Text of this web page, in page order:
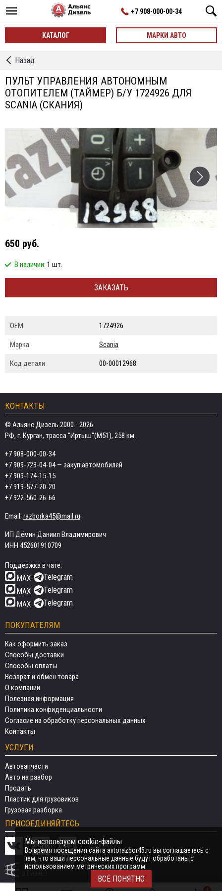
+7 908-000-00-34
КАТАЛОГ МАРКИ АВТО
←
Автономки
Назад
ПУЛЬТ УПРАВЛЕНИЯ АВТОНОМНЫМ
ОТОПИТЕЛЕМ (ТАЙМЕР) Б/У 1724926 ДЛЯ
SCANIA (СКАНИЯ)
650 руб.
В наличии: 1 шт.
ЗАКАЗАТЬ
ОЕМ 1724926
Марка Scania
Код детали 00-00012968
КОНТАКТЫ
© Альянс Дизель 2000 - 2026
РФ, г. Курган, трасса "Иртыш"(М51), 258 км.
+7 908-000-00-34
+7 909-723-04-04— закуп автомобилей
+7 909-174-15-15
+7 919-577-20-20
+7 922-560-26-66
Email: razborka45@mail.ru
ИП Дёмин Даниил Владимирович
ИНН 452601910709
Поддержка в чате:
MAX
Telegram
MAX Telegram
MAX Telegram
ПОКУПАТЕЛЯМ
Как оформить заказ
Способы доставки
Способы оплаты
Возврат и обмен товара
О компании
Полезная информация
Политика конфиденциальности
Согласие на обработку персональных данных
Контакты
УСЛУГИ
Автозапчасти
Авто на разбор
Продать
Пластик для грузовиков
Грузовая разборка
ПРИСОЕДИНЯЙТЕСЬ
СДЕЛАНО
Мы используем cookie-файлы
Во время посещения сайта avtorazbor45.ru вы соглашаетесь с
тем, что ваши персональные данные будут обработаны с
использованием метрических программ.
ВСЁ ПОНЯТНО